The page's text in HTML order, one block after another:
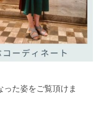
った姿をご覧頂けま